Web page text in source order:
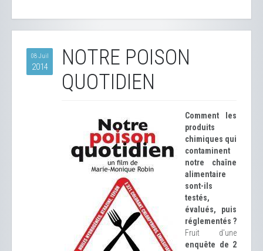
08 Juil
2014
NOTRE POISON
QUOTIDIEN
Comment les
produits
chimiques qui
contaminent
notre chaîne
alimentaire
sont-ils
testés,
évalués, puis
réglementés ?
Fruit d’une
enquête de 2